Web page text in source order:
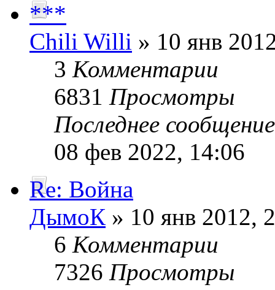
***
Chili Willi » 10 янв
3 Комментарии
6831 Просмотры
Последнее
08 фев 2022, 14:06
Re: Война
ДымоК » 10 янв 2012,
6 Комментарии
7326 Просмотры